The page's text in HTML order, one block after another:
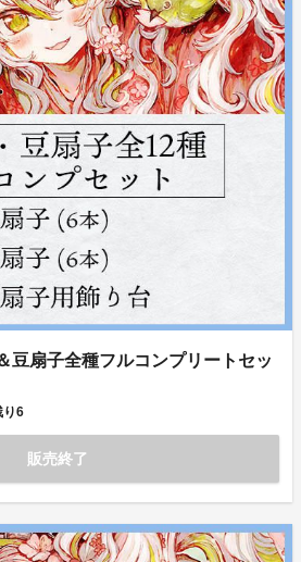
豆扇子全種フルコンプリートセッ
6
販売終了